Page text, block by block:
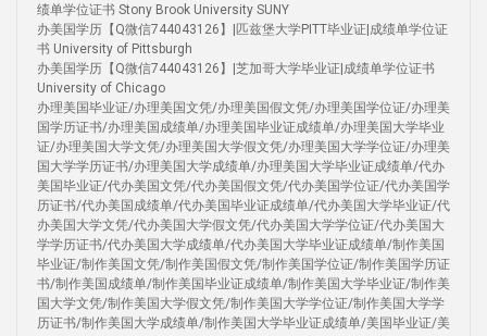
绩单学位证书 Stony Brook University SUNY
办美国学历【Q微信744043126】|匹兹堡大学PITT毕业证|成绩单学位证
书 University of Pittsburgh
办美国学历【Q微信744043126】|芝加哥大学毕业证|成绩单学位证书
University of Chicago
办理美国毕业证/办理美国文凭/办理美国假文凭/办理美国学位证/办理美
国学历证书/办理美国成绩单/办理美国毕业证成绩单/办理美国大学毕业
证/办理美国大学文凭/办理美国大学假文凭/办理美国大学学位证/办理美
国大学学历证书/办理美国大学成绩单/办理美国大学毕业证成绩单/代办
美国毕业证/代办美国文凭/代办美国假文凭/代办美国学位证/代办美国学
历证书/代办美国成绩单/代办美国毕业证成绩单/代办美国大学毕业证/代
办美国大学文凭/代办美国大学假文凭/代办美国大学学位证/代办美国大
学学历证书/代办美国大学成绩单/代办美国大学毕业证成绩单/制作美国
毕业证/制作美国文凭/制作美国假文凭/制作美国学位证/制作美国学历证
书/制作美国成绩单/制作美国毕业证成绩单/制作美国大学毕业证/制作美
国大学文凭/制作美国大学假文凭/制作美国大学学位证/制作美国大学学
历证书/制作美国大学成绩单/制作美国大学毕业证成绩单/美国毕业证/美